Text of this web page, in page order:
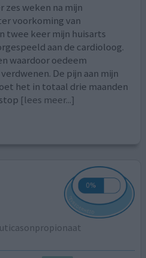
zes weken na mijn
voorkoming van
twee keer mijn huisarts
aan de cardioloog.
waardoor oedeem
De pijn aan mijn
het in totaal drie maanden
[lees meer...]